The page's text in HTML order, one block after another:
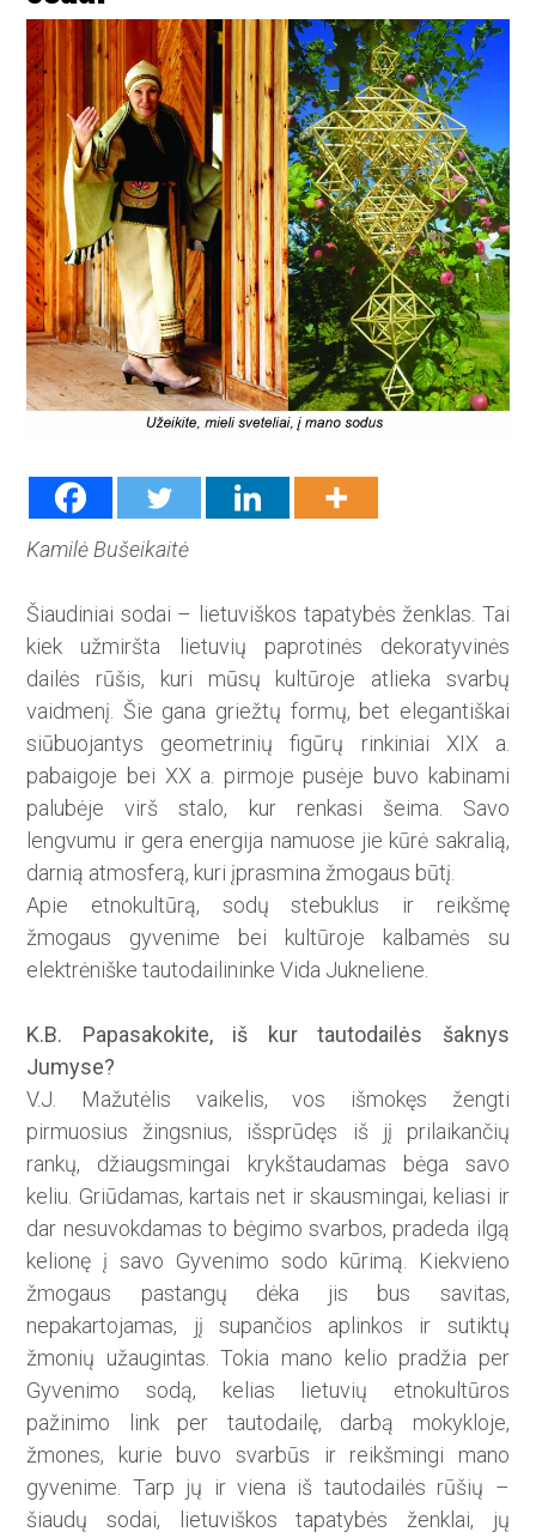
Kamilė Bušeikaitė
Šiaudiniai sodai – lietuviškos tapatybės ženklas. Tai
kiek užmiršta lietuvių paprotinės d­e­koratyvinės
dailės rūšis, kuri mūsų kultūroje atlieka svarbų
vaidmenį. Šie gana griežtų formų, bet elegantiškai
siūbuojantys geometrinių figūrų rinkiniai XIX a.
pabaigoje bei XX a. pirmoje pusėje buvo kabinami
palubėje virš stalo, kur renkasi šeima. Savo
lengvumu ir gera energija namuose jie kūrė sakralią,
darnią atmosferą, kuri įprasmina žmogaus būtį.
Apie etnokultūrą, sodų stebuklus ir reikšmę
žmogaus gyvenime bei kultūroje kalbamės su
elektrėniške tautodailininke Vida Jukneliene.
K.B. Papasakokite, iš kur tautodailės šaknys
Jumyse?
V.J. Mažutėlis vaikelis, vos išmokęs žengti
pirmuosius žingsnius, išsprūdęs iš jį prilaikančių
rankų, džiaugsmingai krykštaudamas bėga savo
keliu. Griūdamas, kartais net ir skausmingai, keliasi ir
dar nesuvokdamas to bėgimo svarbos, pradeda ilgą
kelionę į savo Gyvenimo sodo kūrimą. Kiekvieno
žmogaus pastangų dėka jis bus savitas,
nepakartojamas, jį supančios aplinkos ir sutiktų
žmonių užaugintas. Tokia mano kelio pradžia per
Gyvenimo sodą, kelias lietuvių etnokultūros
pažinimo link per tautodailę, darbą mokykloje,
žmones, kurie buvo svarbūs ir reikšmingi mano
gyvenime. Tarp jų ir viena iš tautodailės rūšių –
šiaudų sodai, lietuviškos tapatybės ženklai, jų